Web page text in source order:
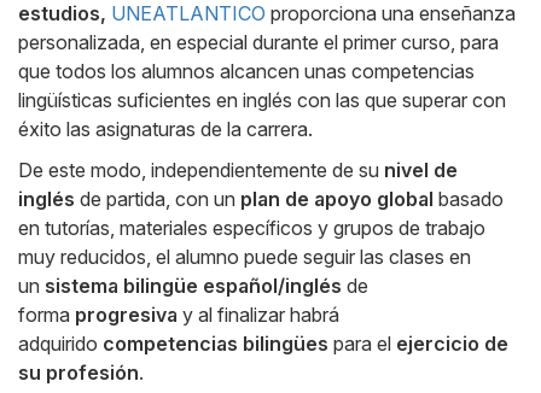
estudios, UNEATLANTICO proporciona una enseñanza
personalizada, en especial durante el primer curso, para
que todos los alumnos alcancen unas competencias
lingüísticas suficientes en inglés con las que superar con
éxito las asignaturas de la carrera.
De este modo, independientemente de su nivel de
inglés de partida, con un plan de apoyo global basado
en tutorías, materiales específicos y grupos de trabajo
muy reducidos, el alumno puede seguir las clases en
un sistema bilingüe español/inglés de
forma progresiva y al finalizar habrá
adquirido competencias bilingües para el ejercicio de
su profesión.